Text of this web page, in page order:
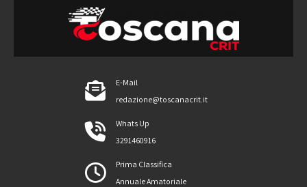
ToscanaCRIT
RIDE4WIN
E-Mail
redazione@toscanacrit.it
Whats Up
3291460916
Prima Classifica
Annuale Amatoriale